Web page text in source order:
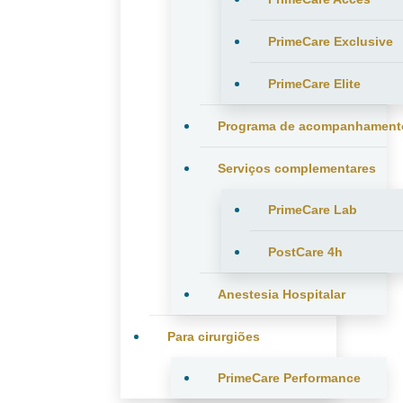
PrimeCare Exclusive
PrimeCare Elite
Programa de
Serviços complementares
PrimeCare Lab
PostCare 4h
Anestesia Hospitalar
Para cirurgiões
PrimeCare Performance